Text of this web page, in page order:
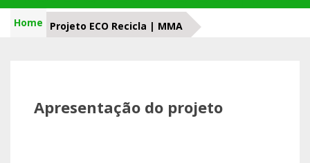
Home Projeto ECO Recicla | MMA
Apresentação do projeto